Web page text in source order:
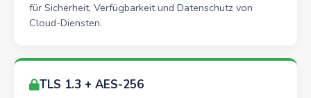
für Sicherheit, Verfügbarkeit und Datenschutz von
Cloud-Diensten.
TLS 1.3 + AES-256